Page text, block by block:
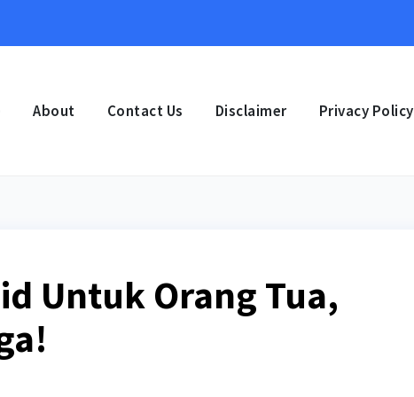
About Contact Us Disclaimer Privacy Policy
Untuk Orang Tua,